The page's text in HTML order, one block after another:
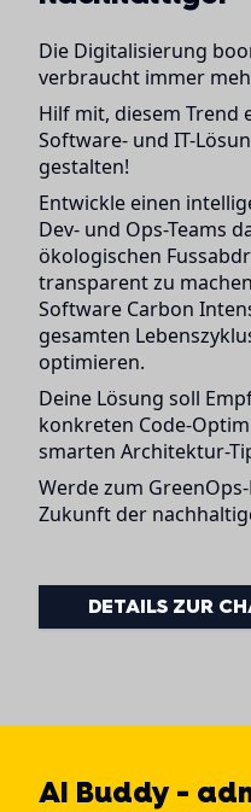
Die Digitalisierung
verbraucht immer
Hilf mit, diesem Trend
Software- und IT-
gestalten!
Entwickle einen
Dev- und Ops-Teams
ökologischen
transparent zu
Software Carbon
gesamten
optimieren.
Deine Lösung soll
konkreten Code-
smarten Architektur-
Werde zum
Zukunft der
DETAILS ZUR
AI Buddy -